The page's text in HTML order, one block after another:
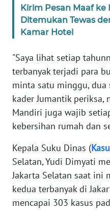
Kirim Pesan Maaf ke
Ditemukan Tewas
Kamar Hotel
"Saya lihat setiap
terbanyak terjadi para
minta satu minggu,
kader Jumantik periksa,
Mandiri juga wajib
kebersihan rumah dan
Kepala Suku Dinas (
Selatan, Yudi Dimyati
Jakarta Selatan saat ini
kedua terbanyak di
mencapai 303 kasus
WN
SUMBAR
SUMSEL
WN
BENGKULU
WN
WN
JATENG
WN
NUSANTARA